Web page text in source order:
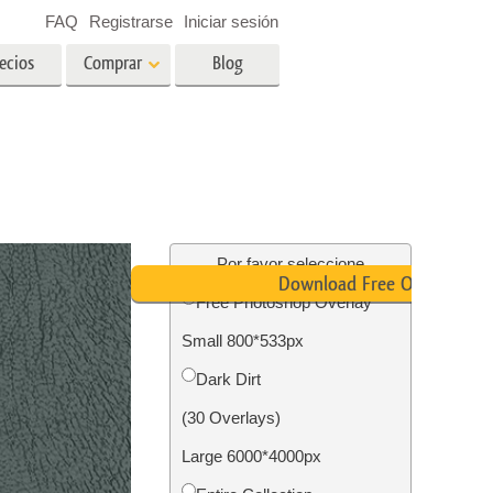
inmobiliarias
de
Servicios de restauración de
fotografías
Comprar Blog
FAQ Registrarse Iniciar sesión
Por favor seleccione
Free Photoshop Overlay
Small 800*533px
Dark Dirt
(30 Overlays)
Large 6000*4000px
Download Free Overlay